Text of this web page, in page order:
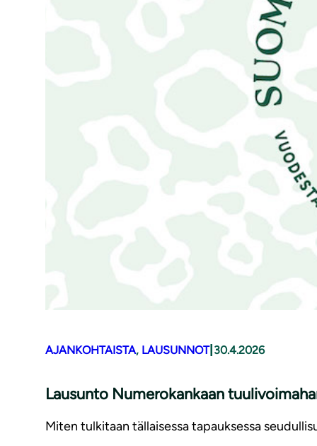
AJANKOHTAISTA, LAUSUNNOT| 30.4.2026
Lausunto Numerokankaan
Miten tulkitaan tällaisessa tapauksessa